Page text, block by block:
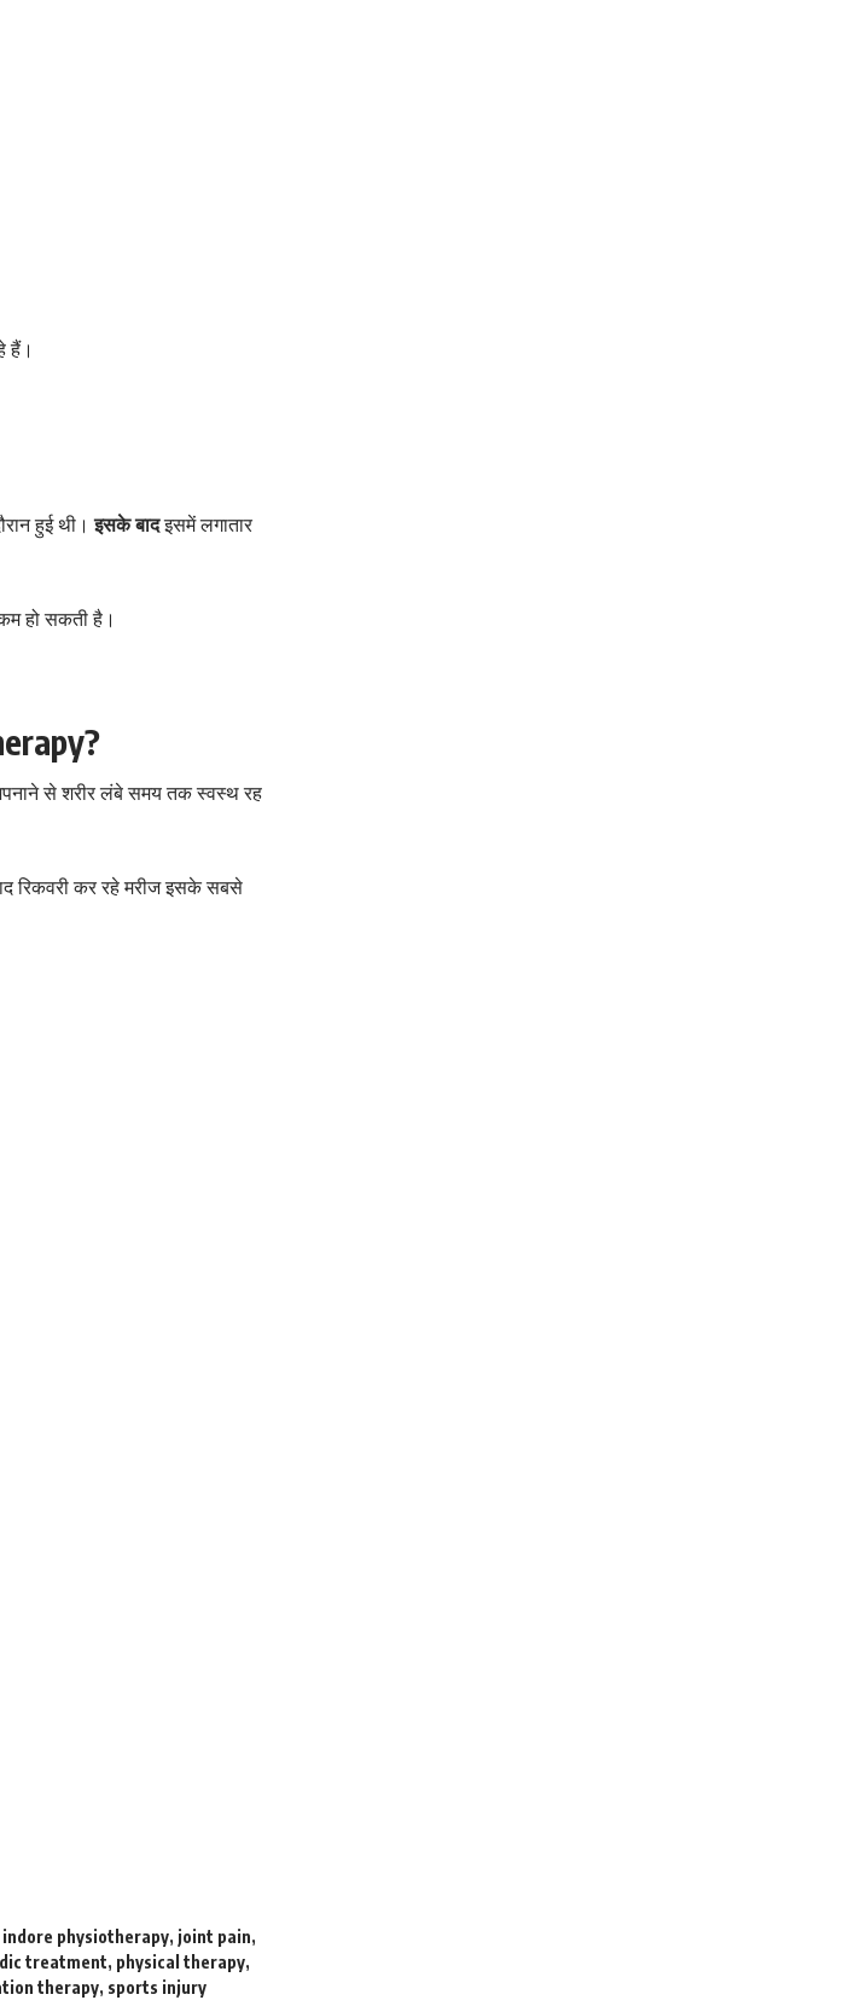
हैं।
हुई थी।इसके बादइसमें लगातार
हो सकती है।
से शरीर लंबे समय तक स्वस्थ रह
रिकवरी कर रहे मरीज इसके सबसे
indore physiotherapy, joint pain,
treatment, physical therapy,
therapy, sports injury